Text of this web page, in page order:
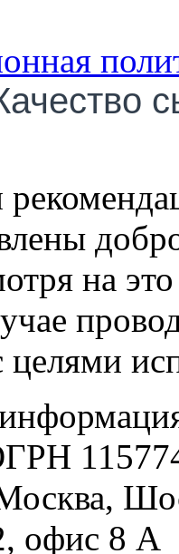
на
целями
офис 8 А